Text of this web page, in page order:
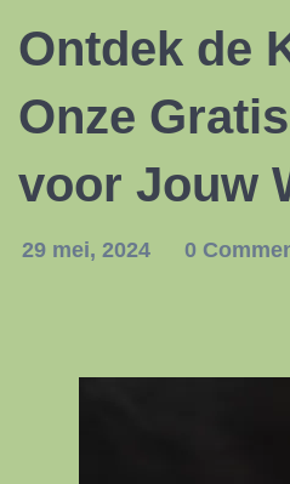
Ontdek de
Onze
voor Jouw
29 mei, 2024 0